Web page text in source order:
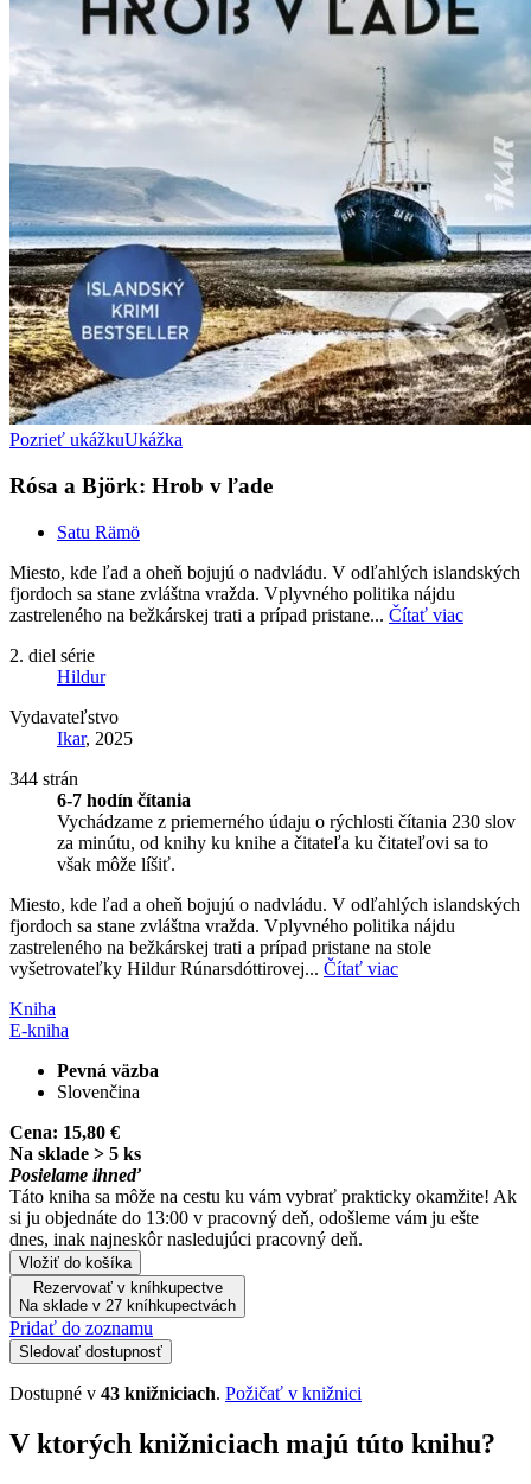
Pozrieť ukážkuUkážka
Rósa a Björk: Hrob v ľade
Satu Rämö
Miesto, kde ľad a oheň bojujú o nadvládu. V odľahlých islandských
fjordoch sa stane zvláštna vražda. Vplyvného politika nájdu
zastreleného na bežkárskej trati a prípad pristane... Čítať viac
2. diel série
Hildur
Vydavateľstvo
Ikar, 2025
344 strán
6-7 hodín čítania
Vychádzame z priemerného údaju o rýchlosti čítania 230 slov
za minútu, od knihy ku knihe a čitateľa ku čitateľovi sa to
však môže líšiť.
Miesto, kde ľad a oheň bojujú o nadvládu. V odľahlých islandských
fjordoch sa stane zvláštna vražda. Vplyvného politika nájdu
zastreleného na bežkárskej trati a prípad pristane na stole
vyšetrovateľky Hildur Rúnarsdóttirovej... Čítať viac
Kniha
E-kniha
Pevná väzba
Slovenčina
Cena: 15,80 €
Na sklade > 5 ks
Posielame ihneď
Táto kniha sa môže na cestu ku vám vybrať prakticky okamžite! Ak
si ju objednáte do 13:00 v pracovný deň, odošleme vám ju ešte
dnes, inak najneskôr nasledujúci pracovný deň.
Vložiť do košíka
Rezervovať v kníhkupectve
Na sklade v 27 kníhkupectvách
Pridať do zoznamu
Sledovať dostupnosť
Dostupné v 43 knižniciach. Požičať v knižnici
V ktorých knižniciach majú túto knihu?